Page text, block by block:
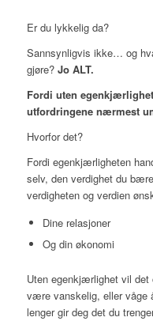
Er du lykkelig da?
Sannsynligvis ikke… og
gjøre?Jo ALT.
Fordi uten
utfordringene nærmest
Hvorfor det?
Fordi egenkjærligheten
selv, den verdighet du
verdigheten og verdien
Dine relasjoner
Og din økonomi
Uten egenkjærlighet vil det
være vanskelig, eller våge
lenger gir deg det du